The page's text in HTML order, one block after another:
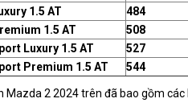
1.5 AT
484
1.5 AT
508
Luxury 1.5 AT
527
Premium 1.5 AT
544
Mazda 2 2024 trên đã bao gồm các